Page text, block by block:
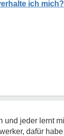
ich mich?
und jeder lernt
dafür